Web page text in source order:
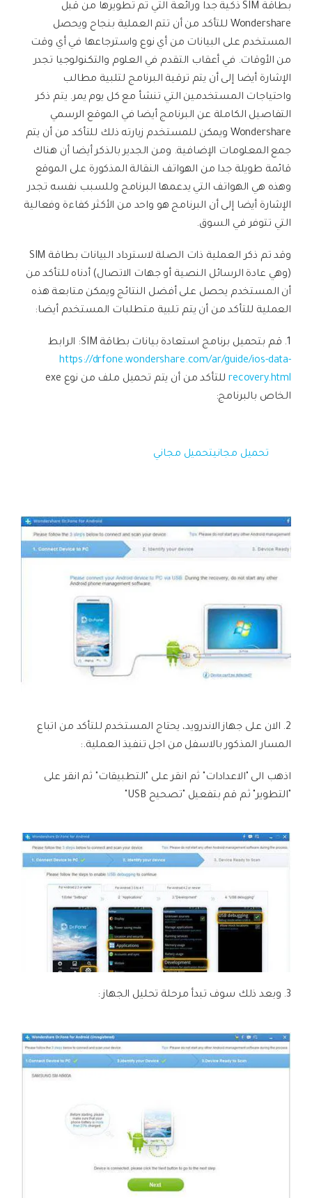
بطاقة SIM ذكية جدا ورائعة التي تم تطويرها من قبل
Wondershare للتأكد من أن تتم العملية بنجاح ويحصل
المستخدم على البيانات من أي نوع واسترجاعها في أي وقت
من الأوقات. في أعقاب التقدم في العلوم والتكنولوجيا تجدر
الإشارة أيضا إلى أن يتم ترقية البرنامج لتلبية مطالب
واحتياجات المستخدمين التي تنشأ مع كل يوم يمر. يتم ذكر
التفاصيل الكاملة عن البرنامج أيضا في الموقع الرسمي
Wondershare ويمكن للمستخدم زيارته ذلك للتأكد من أن يتم
جمع المعلومات الإضافية. ومن الجدير بالذكر أيضا أن هناك
قائمة طويلة جدا من الهواتف النقالة المذكورة على الموقع
وهذه هي الهواتف التي يدعمها البرنامج وللسبب نفسه تجدر
الإشارة أيضا إلى أن البرنامج هو واحد من الأكثر كفاءة وفعالية
التي تتوفر في السوق.
وقد تم ذكر العملية ذات الصلة لاسترداد البيانات بطاقة SIM
(وهي عادة الرسائل النصية أو جهات الاتصال) أدناه للتأكد من
أن المستخدم يحصل على أفضل النتائج ويمكن متابعة هذه
العملية للتأكد من أن يتم تلبية متطلبات المستخدم أيضا:
1. قم بتحميل برنامج استعادة بيانات بطاقة SIM: الرابط
https://drfone.wondershare.com/ar/guide/ios-data-
recovery.html
للتأكد من أن يتم تحميل ملف من نوع exe
الخاص بالبرنامج:
تحميل مجانيتحميل مجاني
2. الان على جهاز الاندرويد، يحتاج المستخدم للتأكد من اتباع
المسار المذكور بالاسفل من اجل تنفيذ العملية.:
اذهب الى "الاعدادات" ثم انقر على "التطبيقات" ثم انقر على
"التطوير" ثم قم بتفعيل "تصحيح USB"
3. وبعد ذلك سوف تبدأ مرحلة تحليل الجهاز :